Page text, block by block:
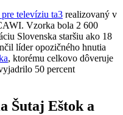
televíziu ta3 realizovaný v
Vzorka bola 2 600
Slovenska staršiu ako 18
líder opozičného hnutia
, ktorému celkovo dôveruje
50 percent
Šutaj Eštok a